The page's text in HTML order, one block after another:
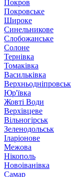
Покров
Покровське
Широке
Синельникове
Слобожанське
Солоне
Тернівка
Томаківка
Васильківка
Верхньодніпровськ
Юр'ївка
Жовті Води
Верхівцеве
Вільногірськ
Зеленодольськ
Іларіонове
Межова
Нікополь
Новоіванівка
Самар